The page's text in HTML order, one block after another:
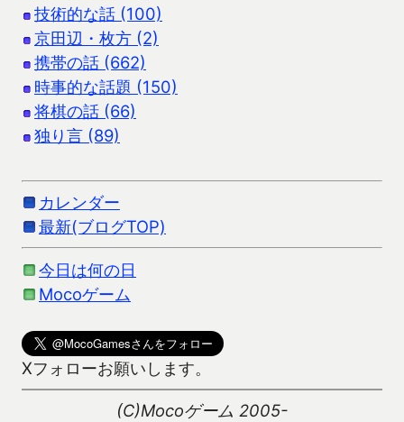
技術的な話 (100)
京田辺・枚方 (2)
携帯の話 (662)
時事的な話題 (150)
将棋の話 (66)
独り言 (89)
カレンダー
最新(ブログTOP)
今日は何の日
Mocoゲーム
Xフォローお願いします。
(C)Mocoゲーム 2005-